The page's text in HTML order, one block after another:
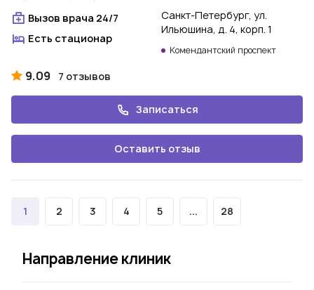
Вызов врача 24/7
Есть стационар
Санкт-Петербург, ул.
Ильюшина, д. 4, корп. 1
Комендантский проспект
9.09 7 отзывов
Записаться
Оставить отзыв
1 2 3 4 5 ... 28
Направление клиник